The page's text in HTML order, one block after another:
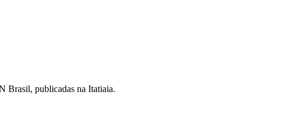
Brasil, publicadas na Itatiaia.